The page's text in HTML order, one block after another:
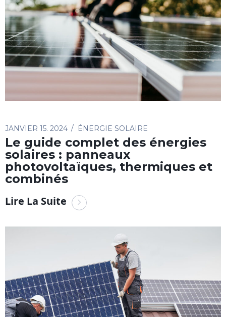
JANVIER 15. 2024 ÉNERGIE SOLAIRE
Le guide complet des énergies
solaires : panneaux
photovoltaïques, thermiques et
combinés
Lire La Suite